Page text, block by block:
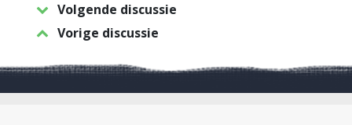
Volgende discussie
Vorige discussie